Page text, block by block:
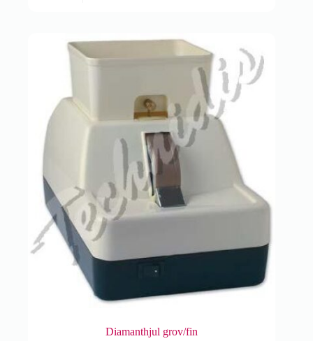
Diamanthjul grov/fin